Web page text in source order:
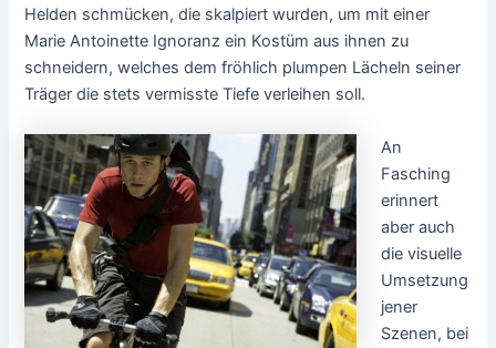
Helden schmücken, die skalpiert wurden, um mit einer
Marie Antoinette Ignoranz ein Kostüm aus ihnen zu
schneidern, welches dem fröhlich plumpen Lächeln seiner
Träger die stets vermisste Tiefe verleihen soll.
An
Fasching
erinnert
aber auch
die visuelle
Umsetzung
jener
Szenen, bei